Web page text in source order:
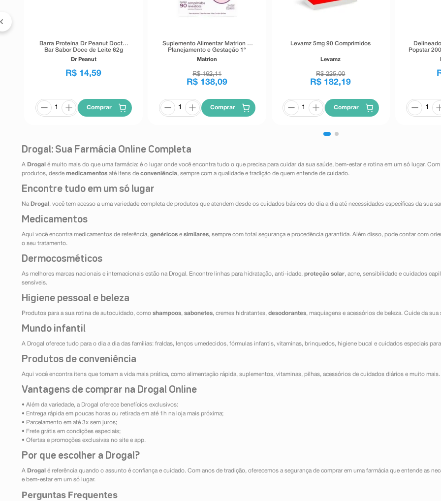
Barra Proteína Dr Peanut Doctor
Bar Sabor Doce de Leite 62g
Dr Peanut
R$ 14,59
Comprar
Suplemento Alimentar Matrion D
Planejamento e Gestação 1°
Trimestre 90 Comprimidos
Revestidos
Matrion
R$ 162,11
R$ 138,09
Comprar
Levamz 5mg 90 Comprimidos
Levamz
R$ 225,00
R$ 182,19
Comprar
Popstar
Drogal: Sua Farmácia Online Completa
A Drogal é muito mais do que uma farmácia: é o lugar onde você encontra tudo o que precisa para cuidar da sua saúde, bem-estar e rotina em um só lugar.
produtos, desde medicamentos até itens de conveniência, sempre com a qualidade e tradição de quem entende de cuidado.
Encontre tudo em um só lugar
Na Drogal , você tem acesso a uma variedade completa de produtos que atendem desde os cuidados básicos do dia a dia até necessidades específicas da sua
Medicamentos
Aqui você encontra medicamentos de referência, genéricos e similares, sempre com total segurança e procedência garantida. Além disso, pode contar com
o seu tratamento.
Dermocosméticos
As melhores marcas nacionais e internacionais estão na Drogal. Encontre linhas para hidratação, anti-idade, proteção solar, acne, sensibilidade e cuidados
sensíveis.
Higiene pessoal e beleza
Produtos para a sua rotina de autocuidado, como shampoos, sabonetes, cremes hidratantes, desodorantes, maquiagens e acessórios de beleza. Cuide da
Mundo infantil
A Drogal oferece tudo para o dia a dia das famílias: fraldas, lenços umedecidos, fórmulas infantis, vitaminas, brinquedos, higiene bucal e cuidados especiais
Produtos de conveniência
Aqui você encontra itens que tornam a vida mais prática, como alimentação rápida, suplementos, vitaminas, pilhas, acessórios de cuidados diários e muito
Vantagens de comprar na Drogal Online
• Além da variedade, a Drogal oferece benefícios exclusivos:
• Entrega rápida em poucas horas ou retirada em até 1h na loja mais próxima;
• Parcelamento em até 3x sem juros;
• Frete grátis em condições especiais;
• Ofertas e promoções exclusivas no site e app.
Por que escolher a Drogal?
A Drogal é referência quando o assunto é confiança e cuidado. Com anos de tradição, oferecemos a segurança de comprar em uma farmácia que entende as
e bem-estar em um só lugar.
Perguntas Frequentes